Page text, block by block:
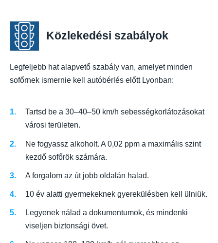
Közlekedési szabályok
Legfeljebb hat alapvető szabály van, amelyet minden
sofőrnek ismernie kell autóbérlés előtt Lyonban:
Tartsd be a 30–40–50 km/h sebességkorlátozásokat
városi területen.
Ne fogyassz alkoholt. A 0,02 ppm a maximális szint
kezdő sofőrök számára.
A forgalom az út jobb oldalán halad.
10 év alatti gyermekeknek gyerekülésben kell ülniük.
Legyenek nálad a dokumentumok, és mindenki
viseljen biztonsági övet.